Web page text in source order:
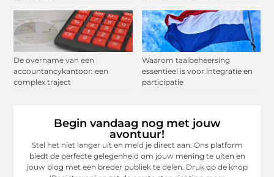
De overname van een
accountancykantoor: een
complex traject
Waarom taalbeheersing
essentieel is voor integratie en
participatie
Begin vandaag nog met jouw
avontuur!
Stel het niet langer uit en meld je direct aan. Ons platform
biedt de perfecte gelegenheid om jouw mening te uiten en
jouw blog met een breder publiek te delen. Druk op de knop